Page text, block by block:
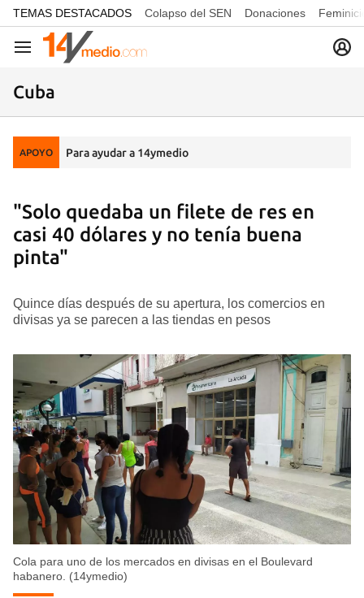
common.go-to-content
TEMAS DESTACADOS Colapso del SEN Donaciones
Navegación
Cuba
APOYO Para ayudar a 14ymedio
"Solo quedaba un filete de res en
casi 40 dólares y no tenía buena
pinta"
Quince días después de su apertura, los comercios en
divisas ya se parecen a las tiendas en pesos
Cola para uno de los mercados en divisas en el Boulevard
habanero. (14ymedio)